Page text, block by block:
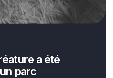
a été
parc